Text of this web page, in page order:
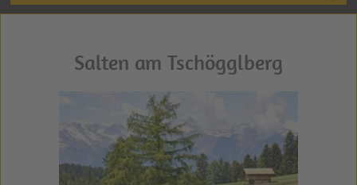
Salten am Tschögglberg